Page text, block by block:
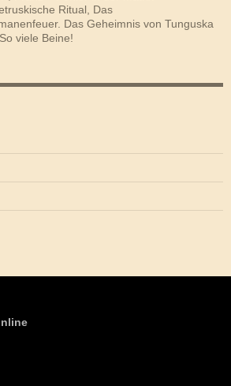
Ritual, Das
Das Geheimnis von Tunguska
viele Beine!